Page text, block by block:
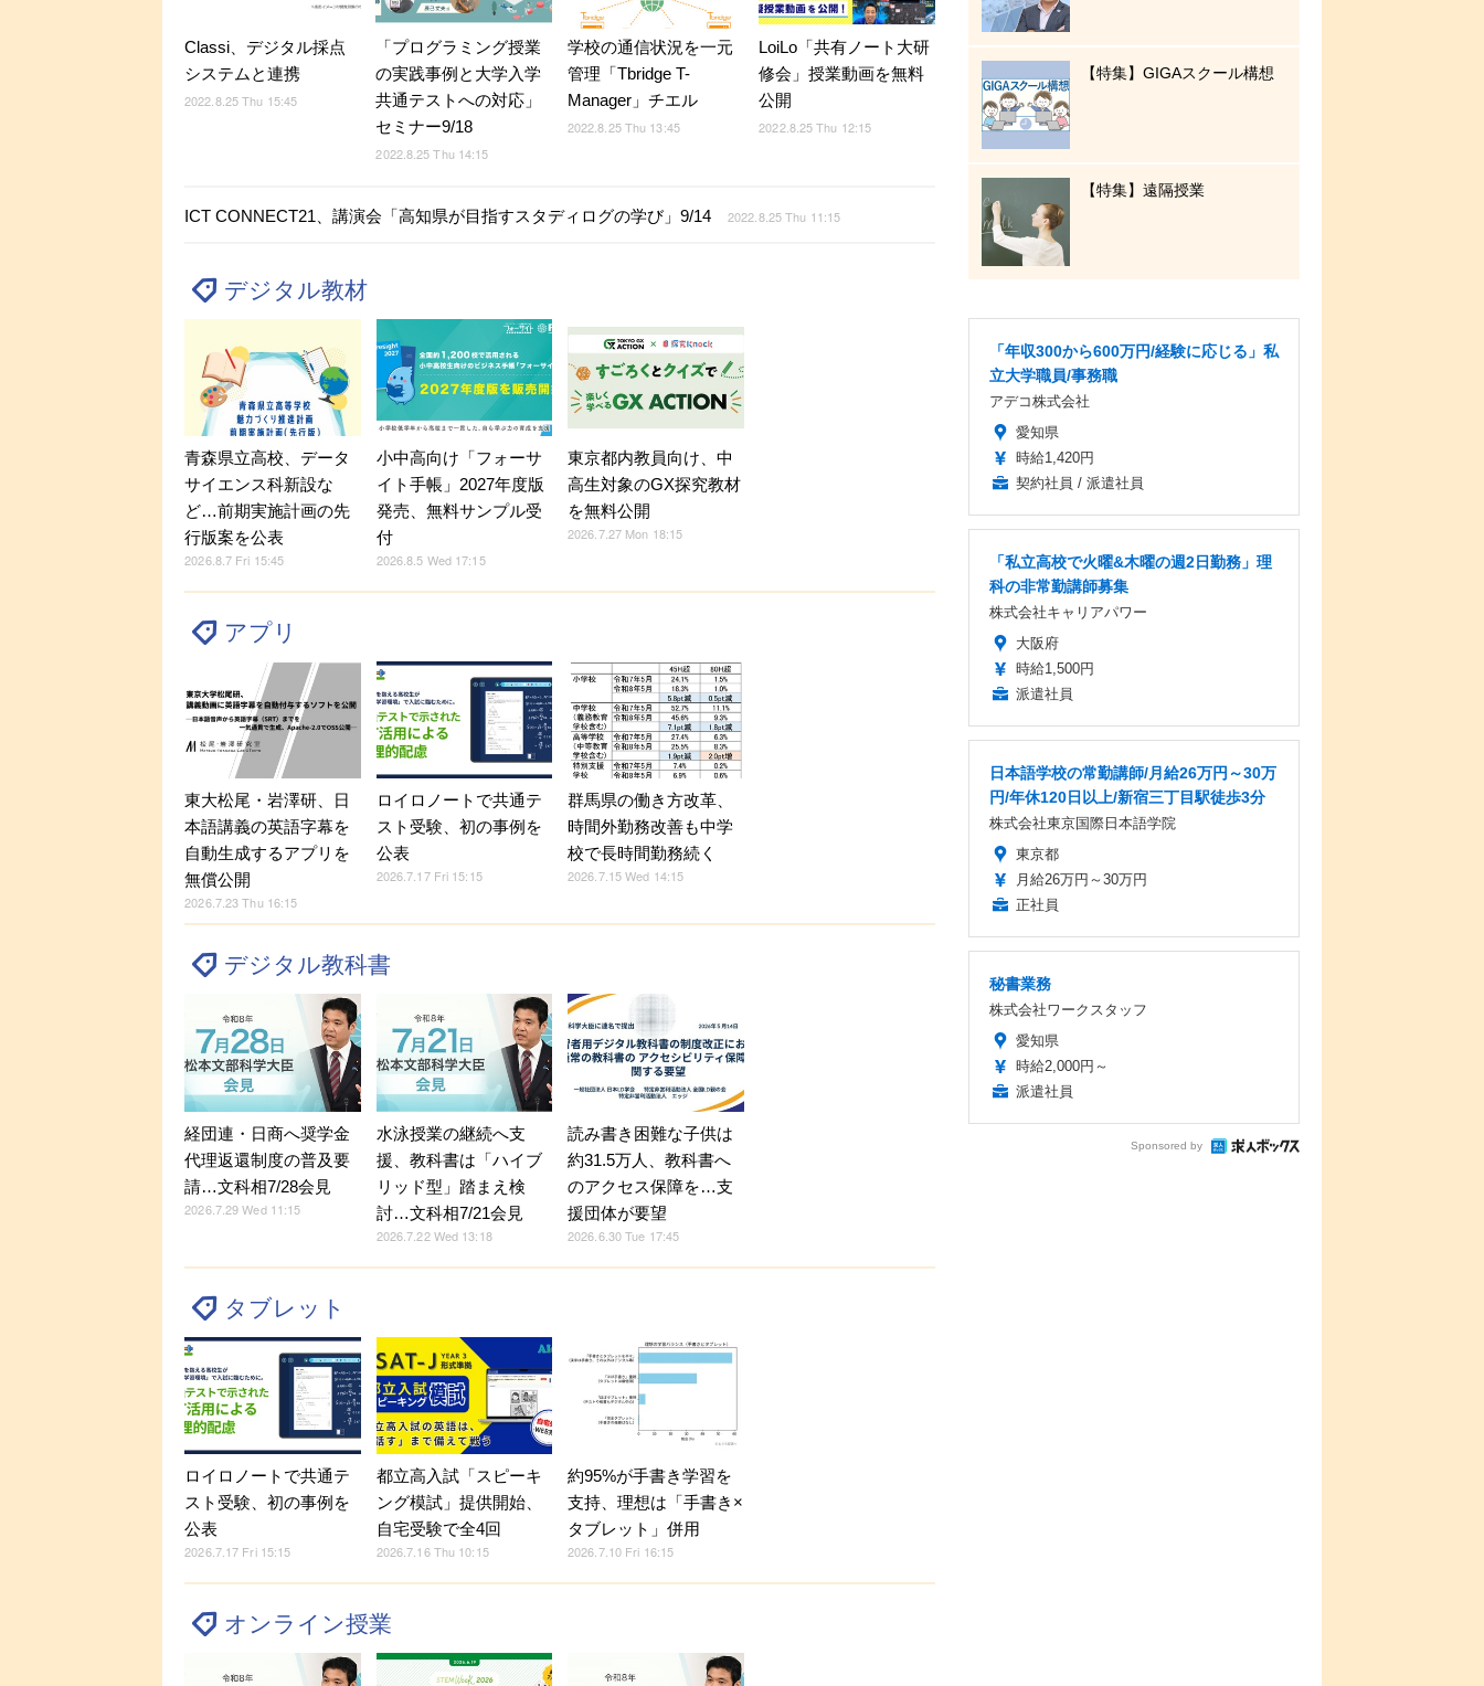
Classi、デジタル採点
システムと連携
2022.8.25 Thu 15:45
「プログラミング授業
の実践事例と大学入学
共通テストへの対応」
セミナー9/18
2022.8.25 Thu 14:15
学校の通信状況を一元
管理「Tbridge T-
Manager」チエル
2022.8.25 Thu 13:45
LoiLo「共有ノート大研
修会」授業動画を無料
公開
2022.8.25 Thu 12:15
ICT CONNECT21、講演会「高知県が目指すスタディログの学び」9/14 2022.8.25 Thu 11:15
デジタル教材
青森県立高校、データ
サイエンス科新設な
ど…前期実施計画の先
行版案を公表
2026.8.7 Fri 15:45
小中高向け「フォーサ
イト手帳」2027年度版
発売、無料サンプル受
付
2026.8.5 Wed 17:15
東京都内教員向け、中
高生対象のGX探究教材
を無料公開
2026.7.27 Mon 18:15
アプリ
東大松尾・岩澤研、日
本語講義の英語字幕を
自動生成するアプリを
無償公開
2026.7.23 Thu 16:15
ロイロノートで共通テ
スト受験、初の事例を
公表
2026.7.17 Fri 15:15
群馬県の働き方改革、
時間外勤務改善も中学
校で長時間勤務続く
2026.7.15 Wed 14:15
デジタル教科書
経団連・日商へ奨学金
代理返還制度の普及要
請…文科相7/28会見
2026.7.29 Wed 11:15
水泳授業の継続へ支
援、教科書は「ハイブ
リッド型」踏まえ検
討…文科相7/21会見
2026.7.22 Wed 13:18
読み書き困難な子供は
約31.5万人、教科書へ
のアクセス保障を…支
援団体が要望
2026.6.30 Tue 17:45
タブレット
ロイロノートで共通テ
スト受験、初の事例を
公表
2026.7.17 Fri 15:15
都立高入試「スピーキ
ング模試」提供開始、
自宅受験で全4回
2026.7.16 Thu 10:15
約95%が手書き学習を
支持、理想は「手書き×
タブレット」併用
2026.7.10 Fri 16:15
オンライン授業
【特集】GIGAスクール構想
【特集】遠隔授業
「年収300から600万円/経験に応じる」私
立大学職員/事務職
アデコ株式会社
愛知県
時給1,420円
契約社員 / 派遣社員
「私立高校で火曜&木曜の週2日勤務」理
科の非常勤講師募集
株式会社キャリアパワー
大阪府
時給1,500円
派遣社員
日本語学校の常勤講師/月給26万円～30万
円/年休120日以上/新宿三丁目駅徒歩3分
株式会社東京国際日本語学院
東京都
月給26万円～30万円
正社員
秘書業務
株式会社ワークスタッフ
愛知県
時給2,000円～
派遣社員
Sponsored by